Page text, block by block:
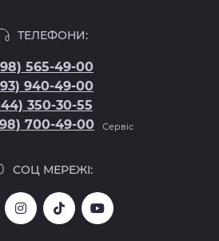
ТЕЛЕФОНИ:
565-49-00
940-49-00
350-30-55
700-49-00
Сервіс
СОЦ МЕРЕЖІ: